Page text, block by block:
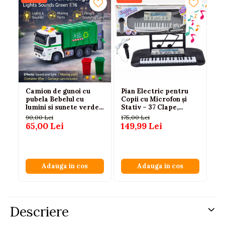
Camion de gunoi cu
pubela Bebelul cu
lumini si sunete verde
1:16 copii 3 ani+
90,00 Lei
65,00 Lei
Adauga in cos
Pian Electric pentru
Copii cu Microfon și
Stativ – 37 Clape,
Negru, 3 ani+
175,00 Lei
149,99 Lei
Adauga in cos
Descriere